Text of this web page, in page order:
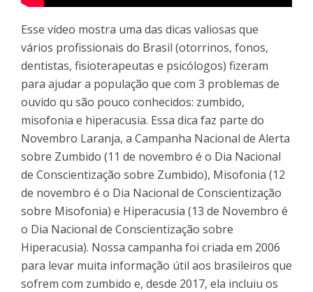
Esse vídeo mostra uma das dicas valiosas que
vários profissionais do Brasil (otorrinos, fonos,
dentistas, fisioterapeutas e psicólogos) fizeram
para ajudar a população que com 3 problemas de
ouvido qu são pouco conhecidos: zumbido,
misofonia e hiperacusia. Essa dica faz parte do
Novembro Laranja, a Campanha Nacional de Alerta
sobre Zumbido (11 de novembro é o Dia Nacional
de Conscientização sobre Zumbido), Misofonia (12
de novembro é o Dia Nacional de Conscientização
sobre Misofonia) e Hiperacusia (13 de Novembro é
o Dia Nacional de Conscientização sobre
Hiperacusia). Nossa campanha foi criada em 2006
para levar muita informação útil aos brasileiros que
sofrem com zumbido e, desde 2017, ela incluiu os